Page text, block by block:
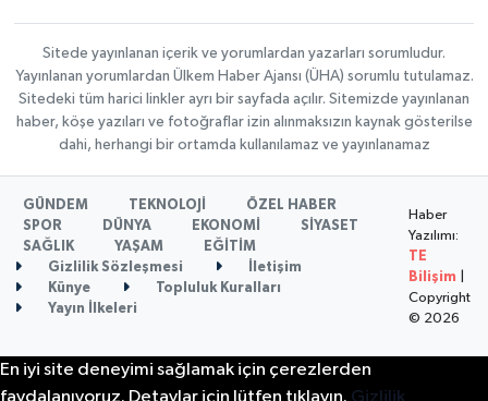
Sitede yayınlanan içerik ve yorumlardan yazarları sorumludur.
Yayınlanan yorumlardan Ülkem Haber Ajansı (ÜHA) sorumlu tutulamaz.
Sitedeki tüm harici linkler ayrı bir sayfada açılır. Sitemizde yayınlanan
haber, köşe yazıları ve fotoğraflar izin alınmaksızın kaynak gösterilse
dahi, herhangi bir ortamda kullanılamaz ve yayınlanamaz
GÜNDEM TEKNOLOJİ
ÖZEL HABER
SPOR
DÜNYA EKONOMİ
SİYASET
SAĞLIK
YAŞAM
EĞİTİM
Gizlilik Sözleşmesi
İletişim
Künye
Topluluk Kuralları
Yayın İlkeleri
Haber
Yazılımı:
TE
Bilişim
Copyright
© 2026
En iyi site deneyimi sağlamak için çerezlerden
faydalanıyoruz. Detaylar için lütfen tıklayın. Gizlilik